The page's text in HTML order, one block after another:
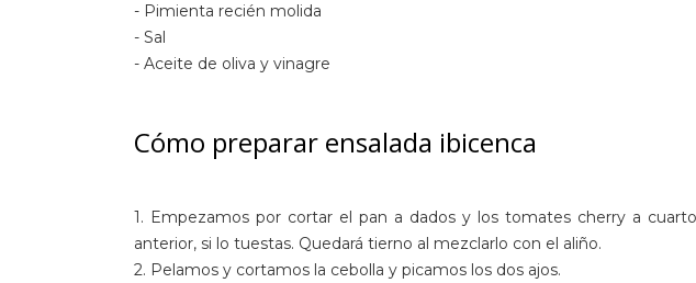
- Pimienta recién molida
- Sal
- Aceite de oliva y vinagre
Cómo preparar ensalada ibicenca
1. Empezamos por cortar el pan a dados y los tomates cherry a
anterior, si lo tuestas. Quedará tierno al mezclarlo con el aliño.
2. Pelamos y cortamos la cebolla y picamos los dos ajos.